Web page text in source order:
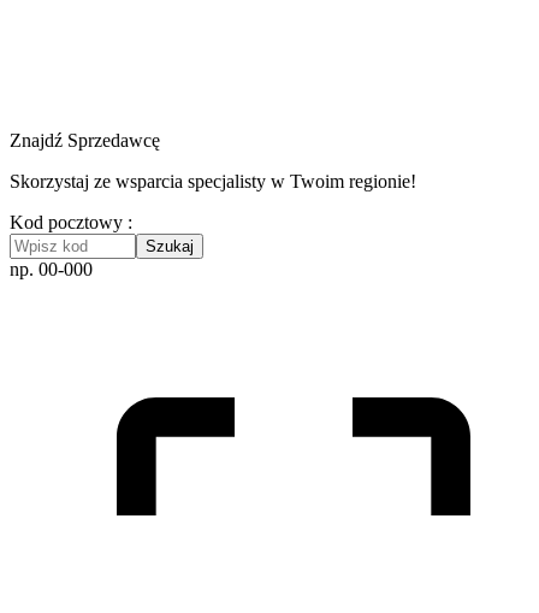
Znajdź Sprzedawcę
Skorzystaj ze wsparcia specjalisty w Twoim regionie!
Kod pocztowy :
Szukaj
np. 00-000